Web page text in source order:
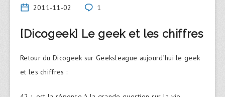
2011-11-02 1
[Dicogeek] Le geek et les chiffres
Retour du Dicogeek sur Geeksleague aujourd’hui le geek
et les chiffres :